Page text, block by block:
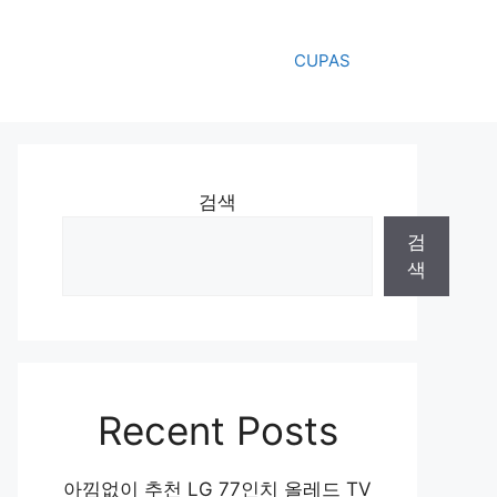
CUPAS
검색
검
색
Recent Posts
아낌없이 추천 LG 77인치 올레드 TV